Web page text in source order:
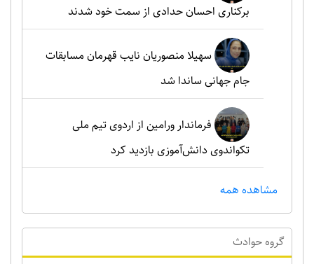
برکناری احسان حدادی از سمت خود شدند
سهیلا منصوریان نایب قهرمان مسابقات
جام جهانی ساندا شد
فرماندار ورامین از اردوی تیم ملی
تکواندوی دانش‌آموزی بازدید کرد
مشاهده همه
گروه حوادث